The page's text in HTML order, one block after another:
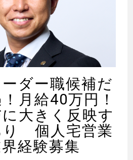
ダー職候補だ
月給40万円！
大きく反映す
り 個人宅営業
経験募集